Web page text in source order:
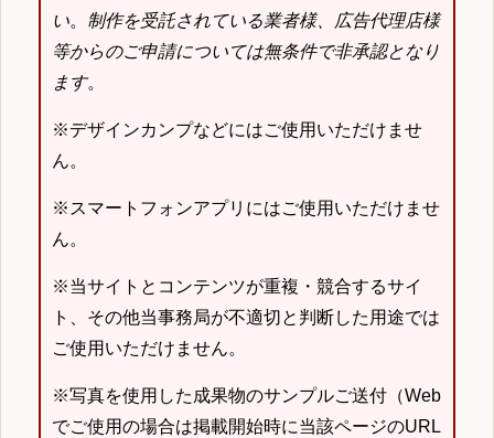
い。 制作を受託されている業者様、広告代理店様
等からのご申請については無条件で非承認となり
ます。
※デザインカンプなどにはご使用いただけませ
ん。
※スマートフォンアプリにはご使用いただけませ
ん。
※当サイトとコンテンツが重複・競合するサイ
ト、その他当事務局が不適切と判断した用途では
ご使用いただけません。
※写真を使用した成果物のサンプルご送付（Web
でご使用の場合は掲載開始時に当該ページのURL